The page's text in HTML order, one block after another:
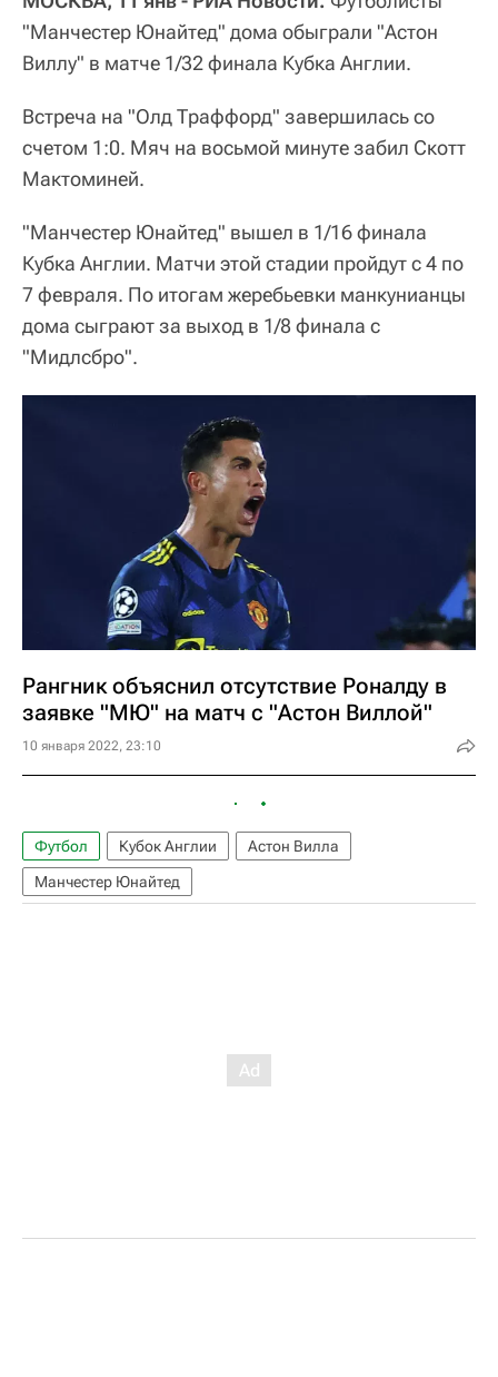
"Манчестер Юнайтед" дома обыграли "Астон
Виллу" в матче 1/32 финала Кубка Англии.
Встреча на "Олд Траффорд" завершилась со
счетом 1:0. Мяч на восьмой минуте забил Скотт
Мактоминей.
"Манчестер Юнайтед" вышел в 1/16 финала
Кубка Англии. Матчи этой стадии пройдут с 4 по
7 февраля. По итогам жеребьевки манкунианцы
дома сыграют за выход в 1/8 финала с
"Мидлсбро".
Рангник объяснил отсутствие Роналду в
заявке "МЮ" на матч с "Астон Виллой"
10 января 2022, 23:10
Футбол Кубок Англии
Астон Вилла
Манчестер Юнайтед